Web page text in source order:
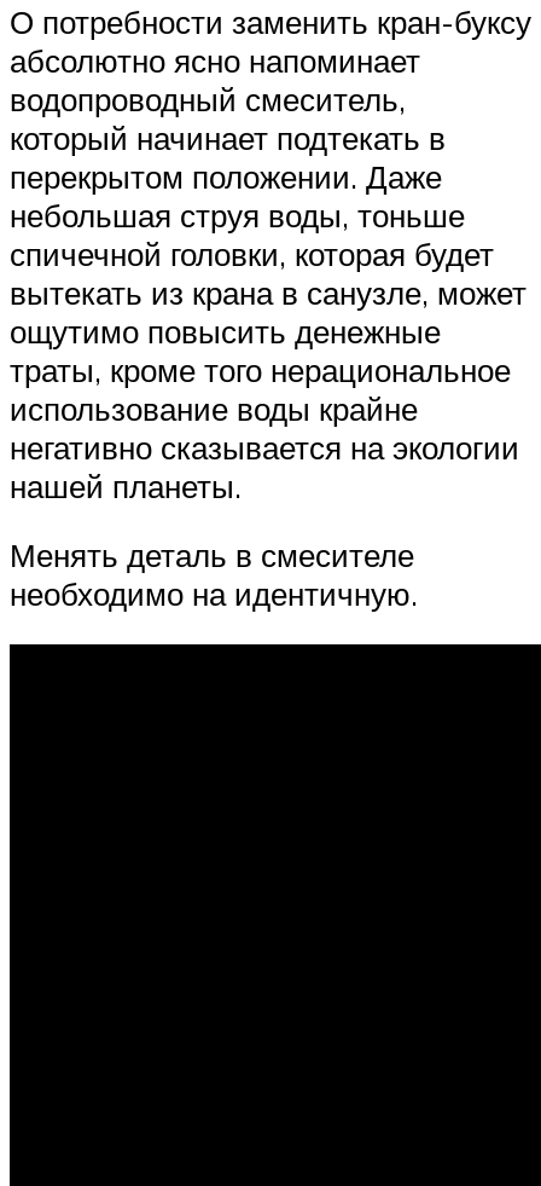
О потребности заменить кран-буксу
абсолютно ясно напоминает
водопроводный смеситель,
который начинает подтекать в
перекрытом положении. Даже
небольшая струя воды, тоньше
спичечной головки, которая будет
вытекать из крана в санузле, может
ощутимо повысить денежные
траты, кроме того нерациональное
использование воды крайне
негативно сказывается на экологии
нашей планеты.
Менять деталь в смесителе
необходимо на идентичную.